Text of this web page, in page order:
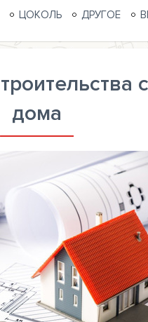
ЦОКОЛЬ ДРУГОЕ
дома